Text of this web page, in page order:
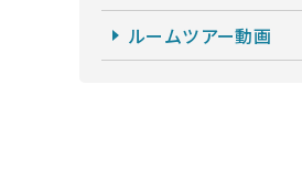
ルームツアー動画